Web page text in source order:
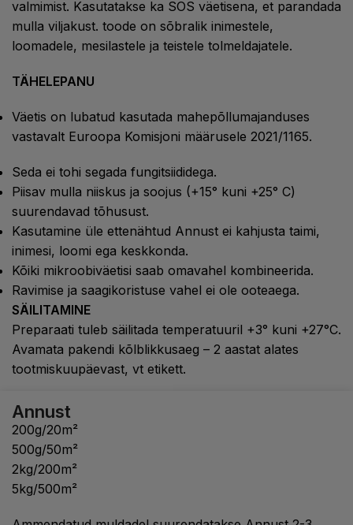
valmimist. Kasutatakse ka SOS väetisena, et parandada
mulla viljakust. toode on sõbralik inimestele,
loomadele, mesilastele ja teistele tolmeldajatele.
TÄHELEPANU
Väetis on lubatud kasutada mahepõllumajanduses
vastavalt Euroopa Komisjoni määrusele 2021/1165.
Seda ei tohi segada fungitsiididega.
Piisav mulla niiskus ja soojus (+15° kuni +25° C)
suurendavad tõhusust.
Kasutamine üle ettenähtud Annust ei kahjusta taimi,
inimesi, loomi ega keskkonda.
Kõiki mikroobiväetisi saab omavahel kombineerida.
Ravimise ja saagikoristuse vahel ei ole ooteaega.
SÄILITAMINE
Preparaati tuleb säilitada temperatuuril +3° kuni +27°C.
Avamata pakendi kõlblikkusaeg – 2 aastat alates
tootmiskuupäevast, vt etikett.
Annust
200g/20m²
500g/50m²
2kg/200m²
5kg/500m²